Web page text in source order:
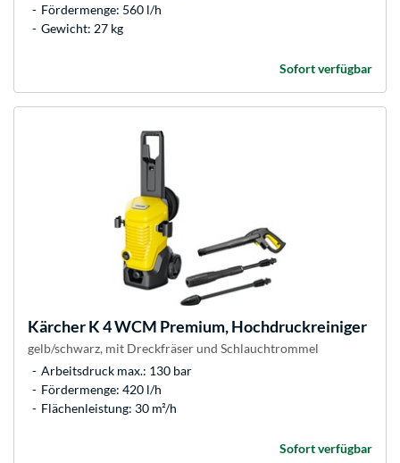
Fördermenge: 560 l/h
Gewicht: 27 kg
Sofort verfügbar
KärcherK 4 WCM Premium, Hochdruckreiniger
gelb/schwarz, mit Dreckfräser und Schlauchtrommel
Arbeitsdruck max.: 130 bar
Fördermenge: 420 l/h
Flächenleistung: 30 m²/h
Sofort verfügbar